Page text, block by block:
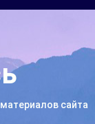
сайта